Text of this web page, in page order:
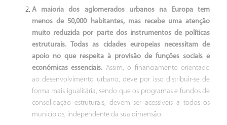
A maioria dos aglomerados urbanos na Europa tem
menos de 50,000 habitantes, mas recebe uma atenção
muito reduzida por parte dos instrumentos de políticas
estruturais.
Todas as cidades europeias necessitam de
apoio no que respeita à provisão de funções sociais e
económicas essenciais. Assim, o financiamento orientado
ao desenvolvimento urbano, deve por isso distribuir-se de
forma mais igualitária, sendo que os programas e fundos de
consolidação estruturais, devem ser acessíveis a todos os
municípios, independente da sua dimensão.